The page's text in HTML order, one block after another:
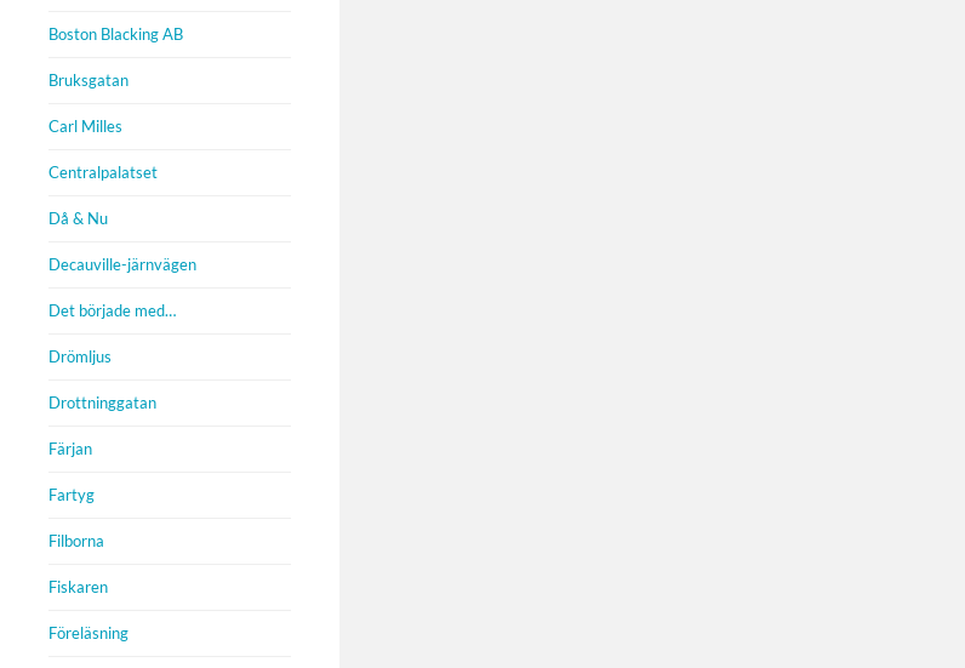
Boston Blacking AB
Bruksgatan
Carl Milles
Centralpalatset
Då & Nu
Decauville-järnvägen
Det började med…
Drömljus
Drottninggatan
Färjan
Fartyg
Filborna
Fiskaren
Föreläsning